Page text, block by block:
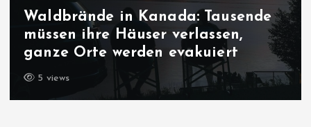
Bedrohung der liberalen
Demokratie: Macht es bum in
Sachsen-Anhalt?
5 views